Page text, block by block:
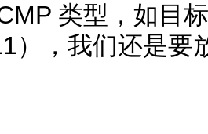
类型，如目
），我们还是要